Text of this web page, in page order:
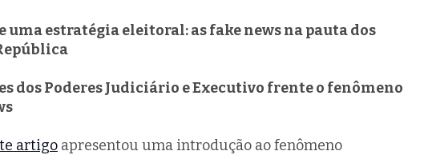
uma estratégia eleitoral: as fake news na pauta dos
dos Poderes Judiciário e Executivo frente o fenômeno
artigo apresentou uma introdução ao fenômeno